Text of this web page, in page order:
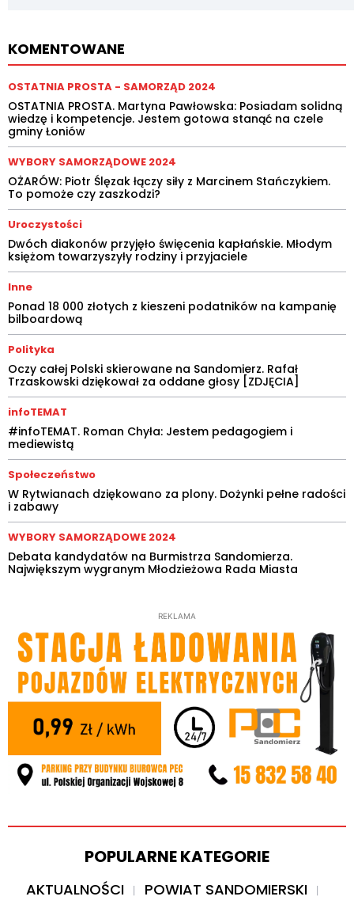
KOMENTOWANE
OSTATNIA PROSTA - SAMORZĄD 2024
OSTATNIA PROSTA. Martyna Pawłowska: Posiadam solidną
wiedzę i kompetencje. Jestem gotowa stanąć na czele
gminy Łoniów
WYBORY SAMORZĄDOWE 2024
OŻARÓW: Piotr Ślęzak łączy siły z Marcinem Stańczykiem.
To pomoże czy zaszkodzi?
Uroczystości
Dwóch diakonów przyjęło święcenia kapłańskie. Młodym
księżom towarzyszyły rodziny i przyjaciele
Inne
Ponad 18 000 złotych z kieszeni podatników na kampanię
bilboardową
Polityka
Oczy całej Polski skierowane na Sandomierz. Rafał
Trzaskowski dziękował za oddane głosy [ZDJĘCIA]
infoTEMAT
#infoTEMAT. Roman Chyła: Jestem pedagogiem i
mediewistą
Społeczeństwo
W Rytwianach dziękowano za plony. Dożynki pełne radości
i zabawy
WYBORY SAMORZĄDOWE 2024
Debata kandydatów na Burmistrza Sandomierza.
Największym wygranym Młodzieżowa Rada Miasta
REKLAMA
POPULARNE KATEGORIE
AKTUALNOŚCI
POWIAT SANDOMIERSKI